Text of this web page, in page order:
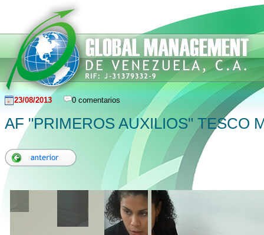
23/08/2013 0 comentarios
AF "PRIMEROS AUXILIOS" TESCO